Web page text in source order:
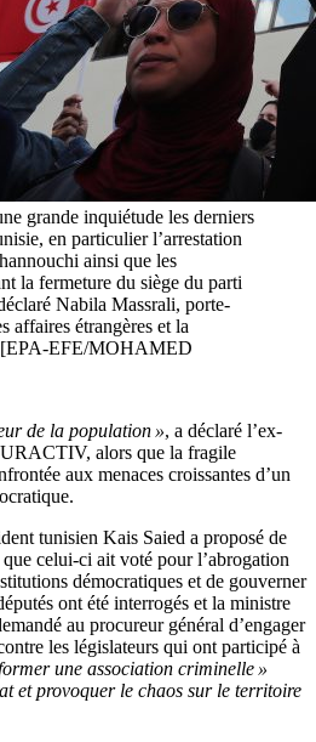
grande inquiétude les derniers
en particulier l’arrestation
ainsi que les
la fermeture du siège du parti
Nabila Massrali, porte-
affaires étrangères et la
EFE/MOHAMED
de la population », a déclaré l’ex-
alors que la fragile
aux menaces croissantes d’un
tunisien Kais Saied a proposé de
celui-ci ait voté pour l’abrogation
démocratiques et de gouverner
ont été interrogés et la ministre
au procureur général d’engager
les législateurs qui ont participé à
une association criminelle »
et provoquer le chaos sur le territoire